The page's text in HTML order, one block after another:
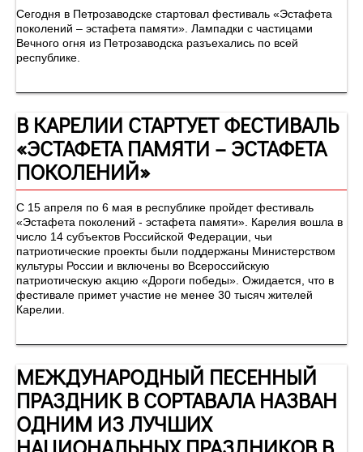
Сегодня в Петрозаводске стартовал фестиваль «Эстафета
поколений – эстафета памяти». Лампадки с частицами
Вечного огня из Петрозаводска разъехались по всей
республике.
В КАРЕЛИИ СТАРТУЕТ ФЕСТИВАЛЬ
«ЭСТАФЕТА ПАМЯТИ – ЭСТАФЕТА
ПОКОЛЕНИЙ»
С 15 апреля по 6 мая в республике пройдет фестиваль
«Эстафета поколений - эстафета памяти». Карелия вошла в
число 14 субъектов Российской Федерации, чьи
патриотические проекты были поддержаны Министерством
культуры России и включены во Всероссийскую
патриотическую акцию «Дороги победы». Ожидается, что в
фестивале примет участие не менее 30 тысяч жителей
Карелии.
МЕЖДУНАРОДНЫЙ ПЕСЕННЫЙ
ПРАЗДНИК В СОРТАВАЛА НАЗВАН
ОДНИМ ИЗ ЛУЧШИХ